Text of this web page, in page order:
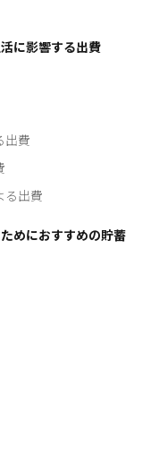
に影響する出費
出費
る出費
めにおすすめの貯蓄